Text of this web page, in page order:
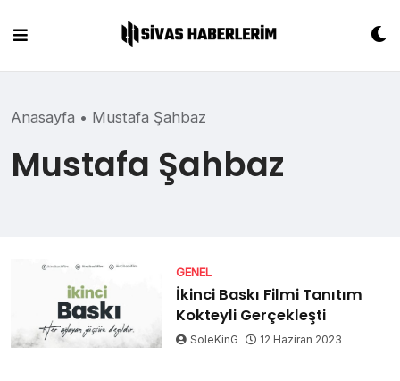
content
Anasayfa • Mustafa Şahbaz
Mustafa Şahbaz
GENEL
İkinci Baskı Filmi Tanıtım
Kokteyli Gerçekleşti
SoleKinG 12 Haziran 2023